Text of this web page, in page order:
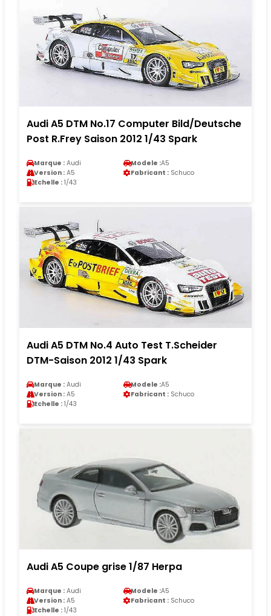
Audi A5 DTM No.17 Computer Bild/Deutsche
Post R.Frey Saison 2012 1/43 Spark
Marque : Audi Modele :A5
Version : A5 Fabricant : Schuco
Echelle : 1/43
Audi A5 DTM No.4 Auto Test T.Scheider
DTM-Saison 2012 1/43 Spark
Marque : Audi Modele :A5
Version : A5 Fabricant : Schuco
Echelle : 1/43
Audi A5 Coupe grise 1/87 Herpa
Marque : Audi Modele :A5
Version : A5 Fabricant : Schuco
Echelle : 1/43